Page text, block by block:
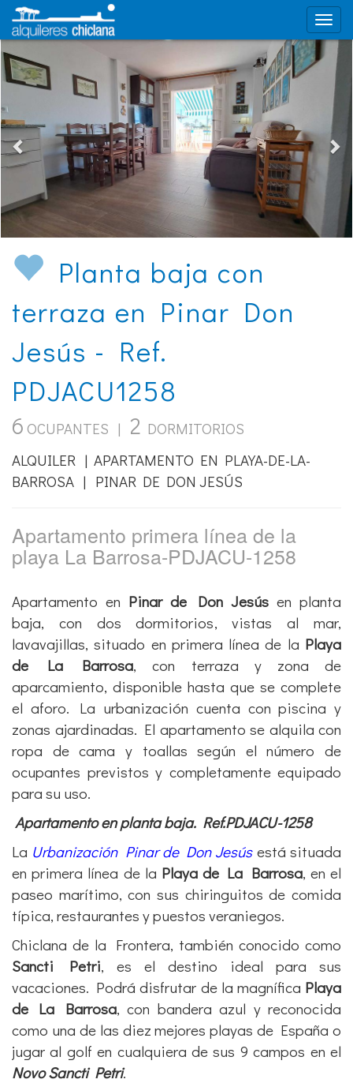
Planta baja con
terraza en Pinar Don
Jesús - Ref.
PDJACU1258
6 OCUPANTES | 2 DORMITORIOS
ALQUILER | APARTAMENTO EN PLAYA-DE-LA-
BARROSA | PINAR DE DON JESÚS
Apartamento primera línea de la
playa La Barrosa-PDJACU-1258
Apartamento en Pinar de Don Jesús en planta
baja, con dos dormitorios, vistas al mar,
lavavajillas, situado en primera línea de la Playa
de La Barrosa, con terraza y zona de
aparcamiento, disponible hasta que se complete
el aforo. La urbanización cuenta con piscina y
zonas ajardinadas. El apartamento se alquila con
ropa de cama y toallas según el número de
ocupantes previstos y completamente equipado
para su uso.
Apartamento en planta baja. Ref.PDJACU-1258
La Urbanización Pinar de Don Jesúsestá situada
en primera línea de la Playa de La Barrosa, en el
paseo marítimo, con sus chiringuitos de comida
típica, restaurantes y puestos veraniegos.
Chiclana de la Frontera, también conocido como
Sancti Petri, es el destino ideal para sus
vacaciones. Podrá disfrutar de la magnífica Playa
de La Barrosa, con bandera azul y reconocida
como una de las diez mejores playas de España o
jugar al golf en cualquiera de sus 9 campos en el
Novo Sancti Petri.